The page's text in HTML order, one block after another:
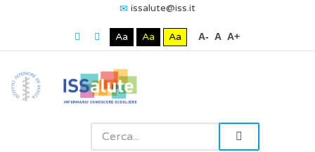
issalute@iss.it
Aa Aa Aa A- A A+